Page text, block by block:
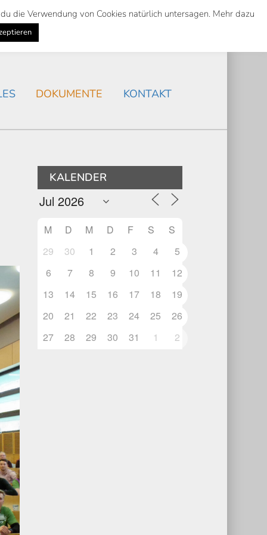
Suche
Search
AKTUELLES
DOKUMENTE KONTAKT
KALENDER
M D M D F S
S
29
30 1 2 3 4
5
6
7 8 9 10 11
12
13
14 15 16 17 18
19
20
21 22 23 24 25
26
27
28 29 30 31 1 2
die Verwendung von Cookies natürlich untersagen. Mehr dazu